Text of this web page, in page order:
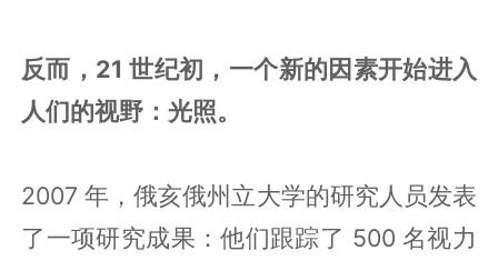
反而，21 世纪初，一个新的因素开始进入
人们的视野：光照。
2007 年，俄亥俄州立大学的研究人员发表
了一项研究成果：他们跟踪了 500 名视力